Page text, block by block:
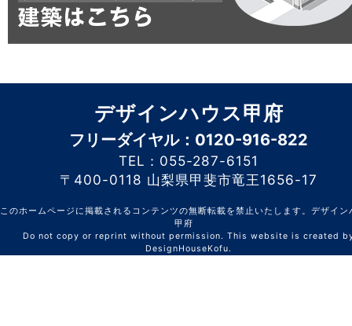
デザインハウス甲府
フリーダイヤル：0120-916-822
TEL：055-287-6151
〒400-0118 山梨県甲斐市竜王1656-17
このホームページに掲載されるコンテンツの無断転載を禁止いたします。デザイン
甲府
Do not copy or reprint without permission. This website is created
DesignHouseKofu.